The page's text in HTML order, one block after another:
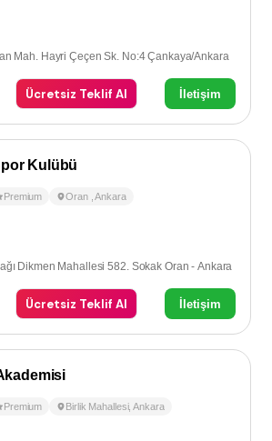
Mah. Hayri Çeçen Sk. No:4 Çankaya/Ankara
Ücretsiz Teklif Al İletişim
Kulübü
Premium Oran ,Ankara
Dikmen Mahallesi 582. Sokak Oran - Ankara
Ücretsiz Teklif Al İletişim
Premium Birlik Mahallesi,Ankara